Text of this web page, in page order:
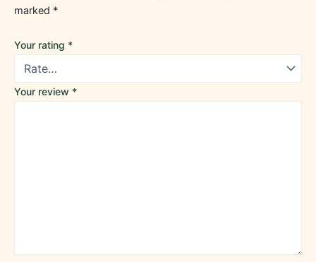
marked *
Your rating *
Your review *